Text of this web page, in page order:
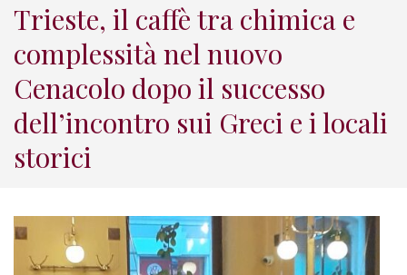
Trieste, il caffè tra chimica e
complessità nel nuovo
Cenacolo dopo il successo
dell’incontro sui Greci e i locali
storici